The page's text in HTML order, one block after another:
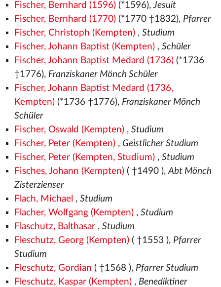
Fischer, Bernhard (1596)(*1596),Jesuit
Fischer, Bernhard (1770)(*1770 †1832), Pfarrer
Fischer, Christoph (Kempten), Studium
Fischer, Johann Baptist (Kempten), Schüler
Fischer, Johann Baptist Medard (1736)(*1736
†1776), Franziskaner Mönch Schüler
Fischer, Johann Baptist Medard (1736,
Kempten)(*1736 †1776), Franziskaner Mönch
Schüler
Fischer, Oswald (Kempten), Studium
Fischer, Peter (Kempten), Geistlicher Studium
Fischer, Peter (Kempten, Studium), Studium
Fisches, Johann (Kempten)( †1490 ),Abt Mönch
Zisterzienser
Flach, Michael , Studium
Flacher, Wolfgang (Kempten), Studium
Flaschutz, Balthasar, Studium
Fleschutz, Georg (Kempten)( †1553 ), Pfarrer
Studium
Fleschutz, Gordian ( †1568 ), Pfarrer Studium
Fleschutz, Kaspar (Kempten), Benediktiner